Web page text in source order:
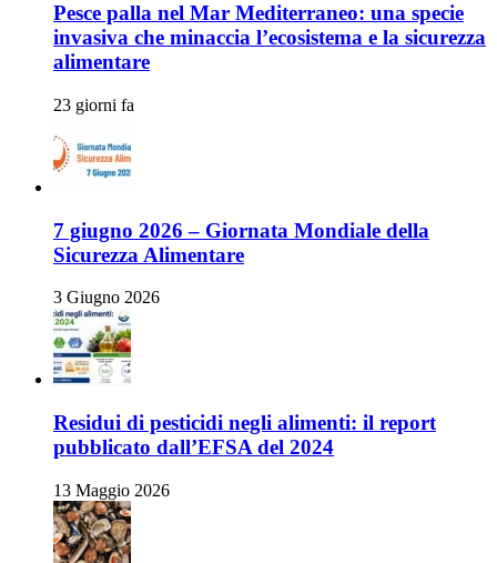
Pesce palla nel Mar Mediterraneo: una specie
invasiva che minaccia l’ecosistema e la sicurezza
alimentare
23 giorni fa
7 giugno 2026 – Giornata Mondiale della
Sicurezza Alimentare
3 Giugno 2026
Residui di pesticidi negli alimenti: il report
pubblicato dall’EFSA del 2024
13 Maggio 2026